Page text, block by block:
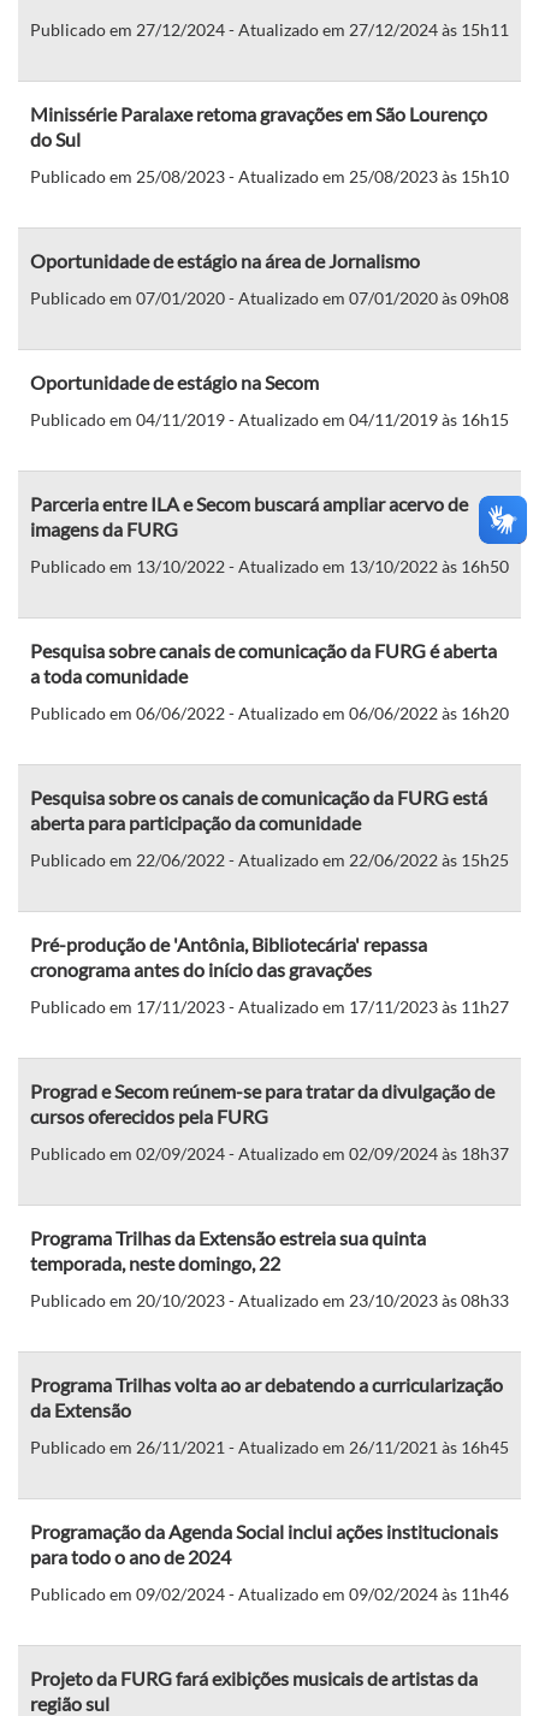
Publicado em 27/12/2024 - Atualizado em 27/12/2024 às 15h11
Minissérie Paralaxe retoma gravações em São Lourenço
do Sul
Publicado em 25/08/2023 - Atualizado em 25/08/2023 às 15h10
Oportunidade de estágio na área de Jornalismo
Publicado em 07/01/2020 - Atualizado em 07/01/2020 às 09h08
Oportunidade de estágio na Secom
Publicado em 04/11/2019 - Atualizado em 04/11/2019 às 16h15
Parceria entre ILA e Secom buscará ampliar acervo de
imagens da FURG
Publicado em 13/10/2022 - Atualizado em 13/10/2022 às 16h50
Pesquisa sobre canais de comunicação da FURG é aberta
a toda comunidade
Publicado em 06/06/2022 - Atualizado em 06/06/2022 às 16h20
Pesquisa sobre os canais de comunicação da FURG está
aberta para participação da comunidade
Publicado em 22/06/2022 - Atualizado em 22/06/2022 às 15h25
Pré-produção de 'Antônia, Bibliotecária' repassa
cronograma antes do início das gravações
Publicado em 17/11/2023 - Atualizado em 17/11/2023 às 11h27
Prograd e Secom reúnem-se para tratar da divulgação de
cursos oferecidos pela FURG
Publicado em 02/09/2024 - Atualizado em 02/09/2024 às 18h37
Programa Trilhas da Extensão estreia sua quinta
temporada, neste domingo, 22
Publicado em 20/10/2023 - Atualizado em 23/10/2023 às 08h33
Programa Trilhas volta ao ar debatendo a curricularização
da Extensão
Publicado em 26/11/2021 - Atualizado em 26/11/2021 às 16h45
Programação da Agenda Social inclui ações institucionais
para todo o ano de 2024
Publicado em 09/02/2024 - Atualizado em 09/02/2024 às 11h46
Projeto da FURG fará exibições musicais de artistas da
região sul